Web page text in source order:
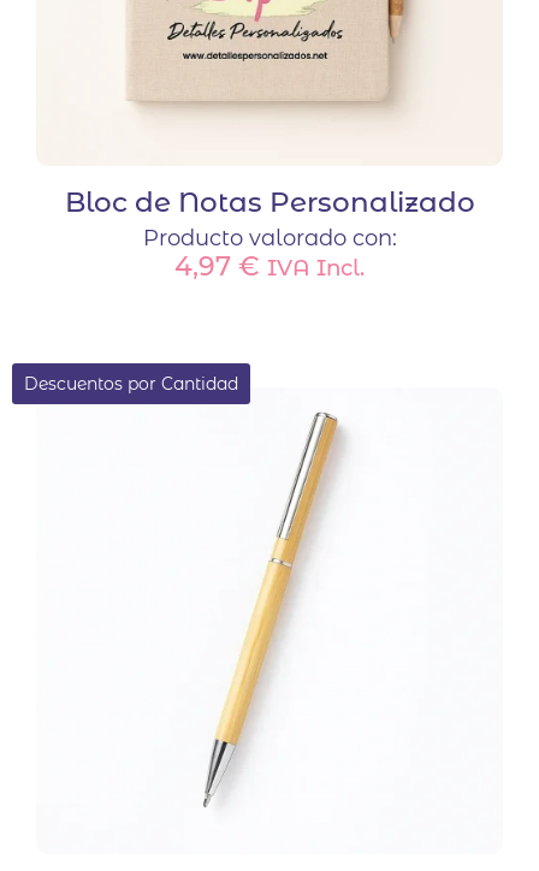
Bloc de Notas Personalizado
Producto valorado con:
4,97 € IVA Incl.
Descuentos por Cantidad